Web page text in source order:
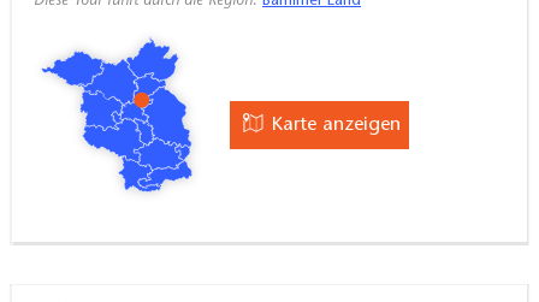
Regionalbahnhöfe Seefeld und Werneuchen (RB25)
Regional-Bahnhof Melchow (RB60)
Karte anzeigen